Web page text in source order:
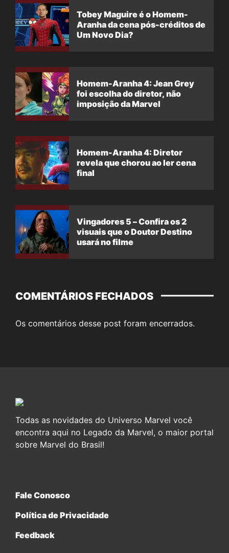
Tobey Maguire é o Homem-
Aranha da cena pós-créditos de
Um Novo Dia?
Homem-Aranha 4: Jean Grey
foi escolha do diretor, não
imposição da Marvel
Homem-Aranha 4: Diretor
revela que chorou ao ler cena
final
Vingadores 5 – Confira os 2
visuais que o Doutor Destino
usará no filme
COMENTÁRIOS FECHADOS
Os comentários desse post foram encerrados.
Todas as novidades do Universo Marvel você
encontra aqui no Legado da Marvel, o maior portal
sobre Marvel do Brasil!
Fale Conosco
Política de Privacidade
Feedback